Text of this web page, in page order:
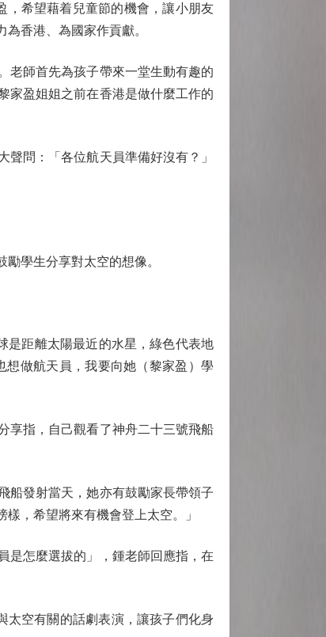
希望藉着兒童節的機會，讓小朋友
香港、為國家作貢獻。
師首先為孩子帶來一堂生動有趣的
家盈姐姐之前在香港是做什麼工作的
問：「各位航天員準備好沒有？」
學生分享對太空的想像。
距離太陽最近的水星，綠色代表地
做航天員，我要向她（黎家盈）學
指，自己觀看了神舟二十三號飛船
發射當天，她亦有鼓勵家長帶領子
，希望將來有機會登上太空。」
怎麼選拔的」，鍾老師回應指，在
空有關的話劇表演，讓孩子們化身